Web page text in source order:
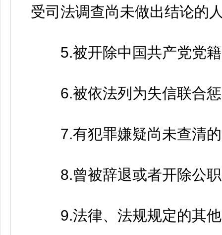
受司法调查尚未做出结论的
5.被开除中国共产党党籍
6.被依法列为失信联合惩
7.有犯罪嫌疑尚未查清
8.曾被辞退或者开除公职
9.法律、法规规定的其他